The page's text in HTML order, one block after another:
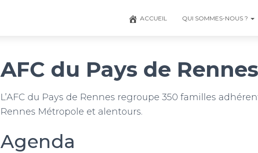
ACCUEIL QUI SOMMES-NOUS ?
AFC du Pays de Rennes
L’AFC du Pays de Rennes regroupe 350 familles
Rennes Métropole et alentours.
Agenda